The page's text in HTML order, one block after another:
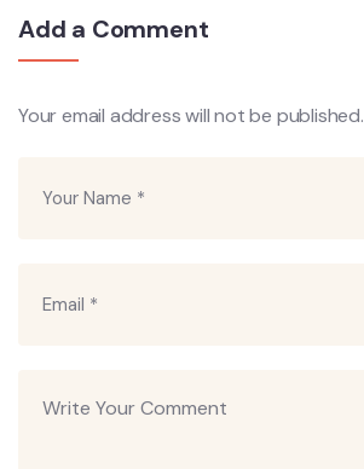
Add a Comment
Your email address will not be published.